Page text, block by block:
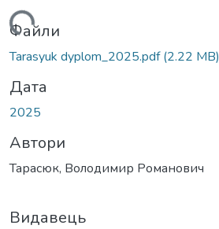
Файли
Tarasyuk dyplom_2025.pdf(2.22 MB)
Дата
2025
Автори
Тарасюк, Володимир Романович
Видавець